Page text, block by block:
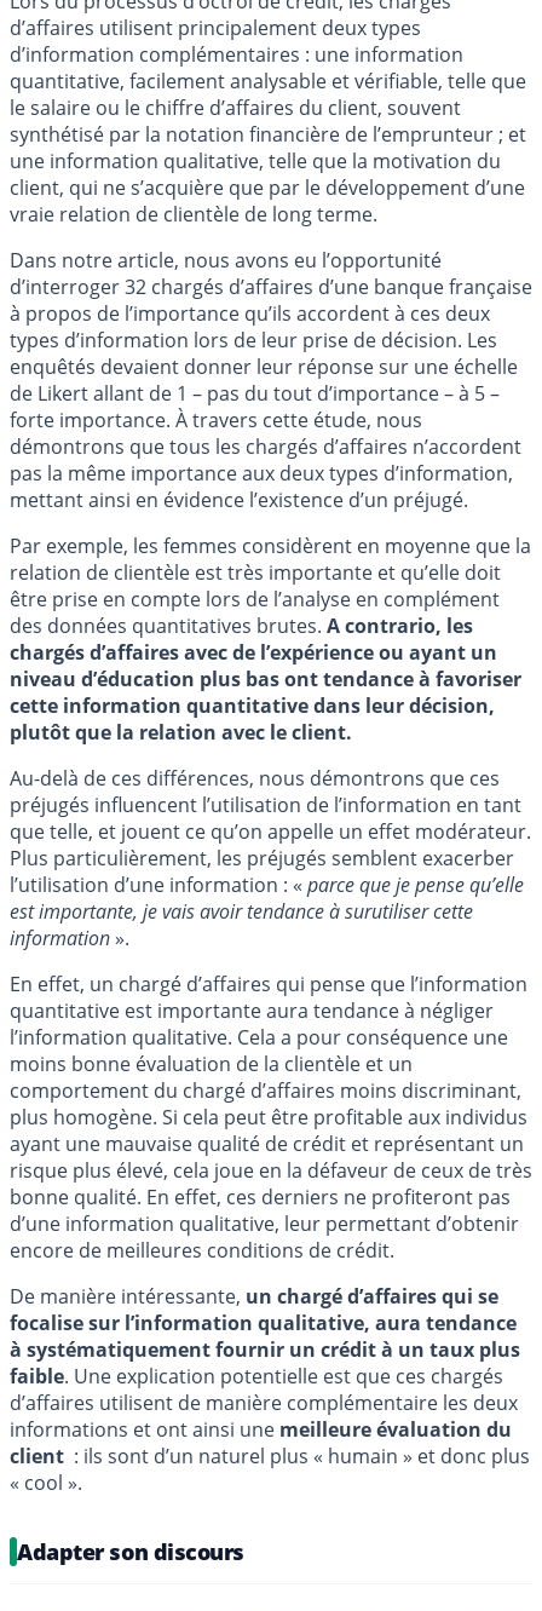
d’affaires utilisent principalement deux types
d’information complémentaires : une information
quantitative, facilement analysable et vérifiable, telle que
le salaire ou le chiffre d’affaires du client, souvent
synthétisé par la notation financière de l’emprunteur ; et
une information qualitative, telle que la motivation du
client, qui ne s’acquière que par le développement d’une
vraie relation de clientèle de long terme.
Dans notre article, nous avons eu l’opportunité
d’interroger 32 chargés d’affaires d’une banque française
à propos de l’importance qu’ils accordent à ces deux
types d’information lors de leur prise de décision. Les
enquêtés devaient donner leur réponse sur une échelle
de Likert allant de 1 – pas du tout d’importance – à 5 –
forte importance. À travers cette étude, nous
démontrons que tous les chargés d’affaires n’accordent
pas la même importance aux deux types d’information,
mettant ainsi en évidence l’existence d’un préjugé.
Par exemple, les femmes considèrent en moyenne que la
relation de clientèle est très importante et qu’elle doit
être prise en compte lors de l’analyse en complément
des données quantitatives brutes. A contrario, les
chargés d’affaires avec de l’expérience ou ayant un
niveau d’éducation plus bas ont tendance à favoriser
cette information quantitative dans leur décision,
plutôt que la relation avec le client.
Au-delà de ces différences, nous démontrons que ces
préjugés influencent l’utilisation de l’information en tant
que telle, et jouent ce qu’on appelle un effet modérateur.
Plus particulièrement, les préjugés semblent exacerber
l’utilisation d’une information : « parce que je pense qu’elle
est importante, je vais avoir tendance à surutiliser cette
information».
En effet, un chargé d’affaires qui pense que l’information
quantitative est importante aura tendance à négliger
l’information qualitative. Cela a pour conséquence une
moins bonne évaluation de la clientèle et un
comportement du chargé d’affaires moins discriminant,
plus homogène. Si cela peut être profitable aux individus
ayant une mauvaise qualité de crédit et représentant un
risque plus élevé, cela joue en la défaveur de ceux de très
bonne qualité. En effet, ces derniers ne profiteront pas
d’une information qualitative, leur permettant d’obtenir
encore de meilleures conditions de crédit.
De manière intéressante, un chargé d’affaires qui se
focalise sur l’information qualitative, aura tendance
à systématiquement fournir un crédit à un taux plus
faible. Une explication potentielle est que ces chargés
d’affaires utilisent de manière complémentaire les deux
informations et ont ainsi une meilleure évaluation du
client : ils sont d’un naturel plus « humain » et donc plus
« cool ».
Adapter son discours